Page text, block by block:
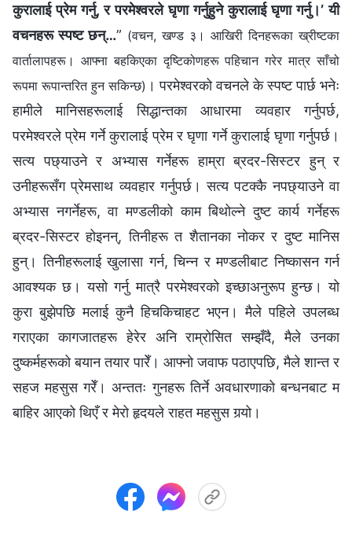
कुरालाई प्रेम गर्नु, र परमेश्‍वरले घृणा गर्नुहुने कुरालाई घृणा गर्नु।’ यी
वचनहरू स्पष्ट छन्…” (वचन, खण्ड ३। आखिरी दिनहरूका ख्रीष्टका
वार्तालापहरू। आफ्ना बहकिएका दृष्टिकोणहरू पहिचान गरेर मात्र साँचो
रूपमा रूपान्तरित हुन सकिन्छ) । परमेश्‍वरको वचनले के स्पष्‍ट पार्छ भनेः
हामीले मानिसहरूलाई सिद्धान्तका आधारमा व्यवहार गर्नुपर्छ,
परमेश्‍वरले प्रेम गर्ने कुरालाई प्रेम र घृणा गर्ने कुरालाई घृणा गर्नुपर्छ।
सत्य पछ्याउने र अभ्यास गर्नेहरू हाम्रा ब्रदर-सिस्टर हुन् र
उनीहरूसँग प्रेमसाथ व्यवहार गर्नुपर्छ। सत्य पटक्कै नपछ्याउने वा
अभ्यास नगर्नेहरू, वा मण्डलीको काम बिथोल्ने दुष्‍ट कार्य गर्नेहरू
ब्रदर-सिस्टर होइनन्, तिनीहरू त शैतानका नोकर र दुष्‍ट मानिस
हुन्। तिनीहरूलाई खुलासा गर्न, चिन्‍न र मण्डलीबाट निष्कासन गर्न
आवश्यक छ। यसो गर्नु मात्रै परमेश्‍वरको इच्छाअनुरूप हुन्छ। यो
कुरा बुझेपछि मलाई कुनै हिचकिचाहट भएन। मैले पहिले उपलब्ध
गराएका कागजातहरू हेरेर अनि राम्रोसित सम्झँदै, मैले उनका
दुष्कर्महरूको बयान तयार पारेँ। आफ्नो जवाफ पठाएपछि, मैले शान्त र
सहज महसुस गरेँ। अन्ततः गुनहरू तिर्ने अवधारणाको बन्धनबाट म
बाहिर आएको थिएँ र मेरो हृदयले राहत महसुस गर्‍यो।